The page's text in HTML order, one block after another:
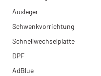
Ausleger
Schwenkvorrichtung
Schnellwechselplatte
DPF
AdBlue